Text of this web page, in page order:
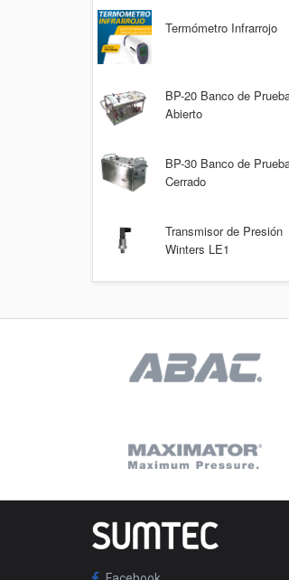
Termómetro Infrarrojo
BP-20 Banco de
Abierto
BP-30 Banco de
Cerrado
Transmisor de Presión
Winters LE1